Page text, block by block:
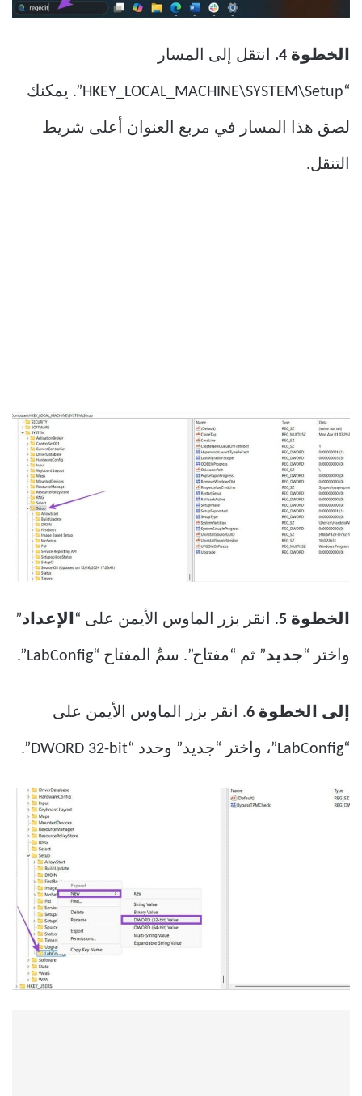
الخطوة 4. انتقل إلى المسار
“HKEY_LOCAL_MACHINE\SYSTEM\Setup”. يمكنك
لصق هذا المسار في مربع العنوان أعلى شريط
التنقل.
الخطوة 5 . انقر بزر الماوس الأيمن على “الإعداد”
واختر “جديد” ثم “مفتاح”. سمِّ المفتاح “LabConfig”.
إلى الخطوة 6 . انقر بزر الماوس الأيمن على
“LabConfig”، واختر “جديد” وحدد “DWORD 32-bit”.